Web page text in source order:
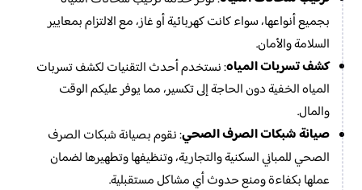
بجميع أنواعها، سواء كانت كهربائية أو غاز، مع الالتزام بمعايير
السلامة والأمان.
كشف تسربات المياه: نستخدم أحدث التقنيات لكشف تسربات
المياه الخفية دون الحاجة إلى تكسير، مما يوفر عليكم الوقت
والمال.
صيانة شبكات الصرف الصحي: نقوم بصيانة شبكات الصرف
الصحي للمباني السكنية والتجارية، وتنظيفها وتطهيرها لضمان
عملها بكفاءة ومنع حدوث أي مشاكل مستقبلية.